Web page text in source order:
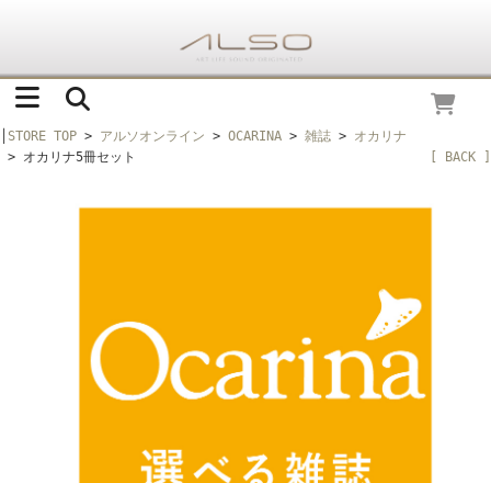
STORE TOP > アルソオンライン > OCARINA > 雑誌 > オカリナ
> オカリナ5冊セット
[ BACK ]